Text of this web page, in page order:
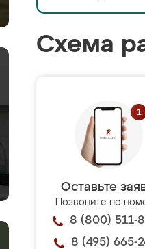
Схема
Оставьте
Позвоните по
8 (800) 511-
8 (495) 665-